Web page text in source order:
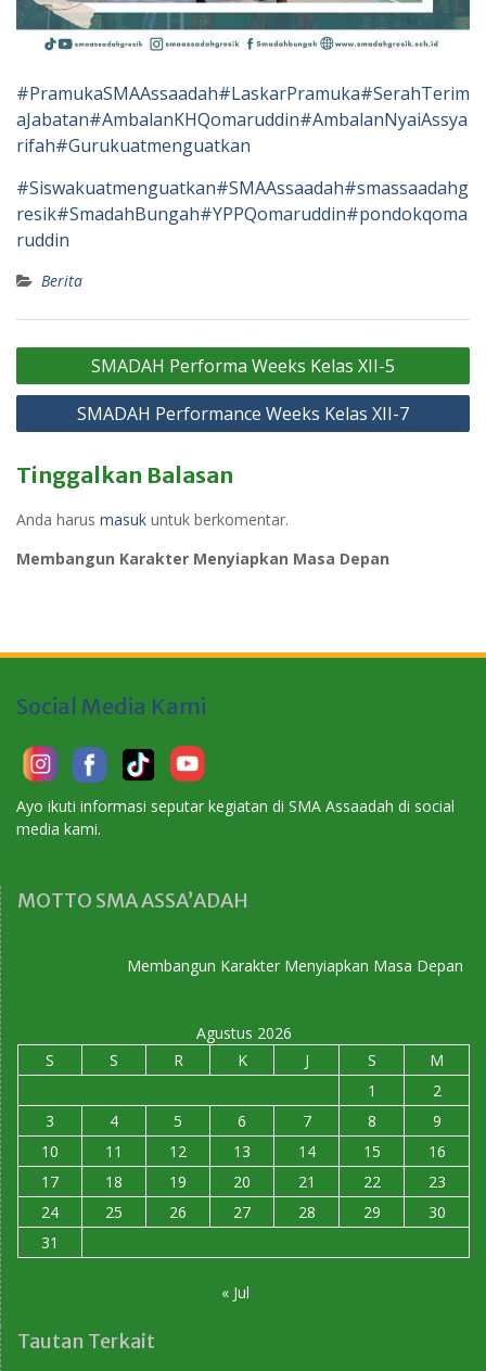
#PramukaSMAAssaadah#LaskarPramuka#SerahTerim
aJabatan#AmbalanKHQomaruddin#AmbalanNyaiAssya
rifah#Gurukuatmenguatkan
#Siswakuatmenguatkan#SMAAssaadah#smassaadahg
resik#SmadahBungah#YPPQomaruddin#pondokqoma
ruddin
Berita
Navigasi
pos
SMADAH Performa Weeks Kelas XII-5
SMADAH Performance Weeks Kelas XII-7
Tinggalkan Balasan
Anda harus masuk untuk berkomentar.
Membangun Karakter Menyiapkan Masa Depan
Social Media Kami
Ayo ikuti informasi seputar kegiatan di SMA Assaadah di social
media kami.
MOTTO SMA ASSA’ADAH
Membangun Karakter Menyiapkan Masa Depan
Agustus 2026
S
S R K J S
M
1
2
3
4 5 6 7 8
9
10
11 12 13 14 15
16
17
18 19 20 21 22
23
24
25 26 27 28 29
30
31
« Jul
Tautan Terkait